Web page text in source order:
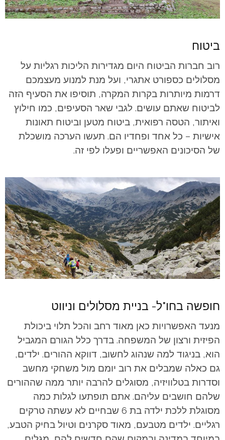
ביטוח
רוב חברות הביטוח היום מגדירות הליכות רגליות על
מסלולים כספורט אתגרי, ועל מנת למנוע מעצמכם
דרמות מיותרות בקרות המקרה, תוסיפו את הסעיף הזה
לביטוח שאתם עושים. לגבי שאר הסעיפים, כמו חילוץ
ואיתור, הטסה רפואית, ביטוח מטען וביטוח תאונות
אישיות – כל אחד ופחדיו הם. תעשו הערכה מושכלת
של הסיכונים האפשריים ופעלו לפי זה.
חופשה בחו"ל- בניית מסלולים וניווט
מנעד האפשרויות כאן מאוד רחב והכל תלוי ביכולת
הפיזית ורצון של המשפחה. בדרך כלל הגורם המגביל
הוא, בניגוד למה שנהוג לחשוב, דווקא ההורים. ילדים,
גם כאלה שמבלים את רוב יומם מול משחקי מחשב
וסדרות בטלוויזיה, מסוגלים להרבה יותר ממה שההורים
שלהם חושבים עליהם. אתם תופתעו לגלות כמה
מסוגלת ללכת ילדה בת 6 שבחיים לא עשתה טרקים
רגליים. ילדים מטבעם, מאוד סקרנים וטיול בחיק הטבע,